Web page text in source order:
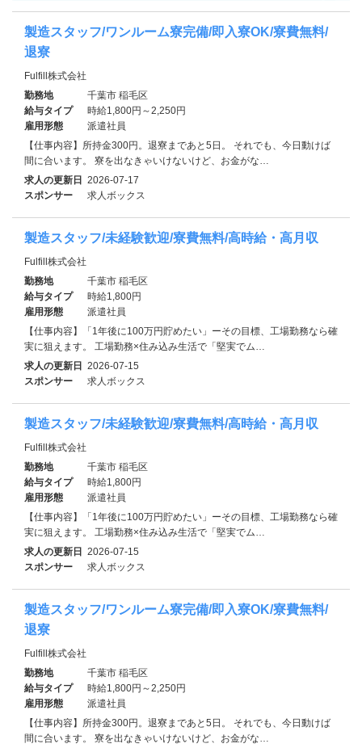
製造スタッフ/ワンルーム寮完備/即入寮OK/寮費無料/
退寮
Fulfill株式会社
勤務地
千葉市 稲毛区
給与タイプ
時給1,800円～2,250円
雇用形態
派遣社員
【仕事内容】所持金300円。退寮まであと5日。 それでも、今日動けば
間に合います。 寮を出なきゃいけないけど、お金がな…
求人の更新日 2026-07-17
スポンサー
求人ボックス
製造スタッフ/未経験歓迎/寮費無料/高時給・高月収
Fulfill株式会社
勤務地
千葉市 稲毛区
給与タイプ
時給1,800円
雇用形態
派遣社員
【仕事内容】「1年後に100万円貯めたい」ーその目標、工場勤務なら確
実に狙えます。 工場勤務×住み込み生活で「堅実でム…
求人の更新日 2026-07-15
スポンサー
求人ボックス
製造スタッフ/未経験歓迎/寮費無料/高時給・高月収
Fulfill株式会社
勤務地
千葉市 稲毛区
給与タイプ
時給1,800円
雇用形態
派遣社員
【仕事内容】「1年後に100万円貯めたい」ーその目標、工場勤務なら確
実に狙えます。 工場勤務×住み込み生活で「堅実でム…
求人の更新日 2026-07-15
スポンサー
求人ボックス
製造スタッフ/ワンルーム寮完備/即入寮OK/寮費無料/
退寮
Fulfill株式会社
勤務地
千葉市 稲毛区
給与タイプ
時給1,800円～2,250円
雇用形態
派遣社員
【仕事内容】所持金300円。退寮まであと5日。 それでも、今日動けば
間に合います。 寮を出なきゃいけないけど、お金がな…